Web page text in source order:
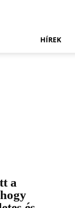
HÍREK
a